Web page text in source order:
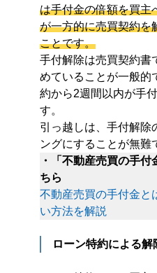
は手付金の倍額を買主
が一方的に売買契約を
ことです。
手付解除は売買契約書
めていることが一般的
約から2週間以内が手
す。
引っ越しは、手付解除
ングにすることが無難
・「不動産売買の手
ちら
不動産売買の手付金と
い方法を解説
ローン特約による解